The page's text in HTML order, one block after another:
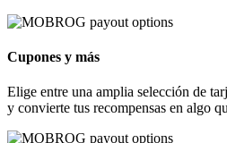
Cupones y más
Elige entre una amplia selección de
y convierte tus recompensas en algo